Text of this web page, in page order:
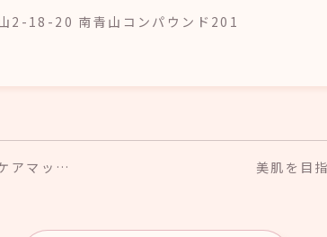
18-20 南青山コンパウンド201
アマッ… 美肌を目